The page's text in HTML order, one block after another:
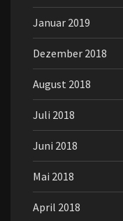
Januar 2019
Dezember 2018
August 2018
Juli 2018
Juni 2018
Mai 2018
April 2018